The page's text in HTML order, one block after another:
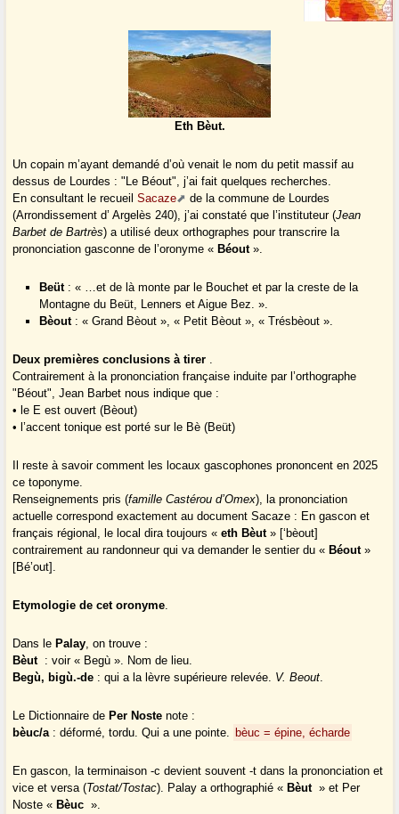
Eth Bèut.
Un copain m’ayant demandé d’où venait le nom du petit massif au
dessus de Lourdes : "Le Béout", j’ai fait quelques recherches.
En consultant le recueilSacaze
de la commune de Lourdes
(Arrondissement d’ Argelès 240), j’ai constaté que l’instituteur (Jean
Barbet de Bartrès) a utilisé deux orthographes pour transcrire la
prononciation gasconne de l’oronyme « Béout».
Beüt: « …et de là monte par le Bouchet et par la creste de la
Montagne du Beüt, Lenners et Aigue Bez. ».
Bèout: « Grand Bèout », « Petit Bèout », « Trésbèout ».
Deux premières conclusions à tirer .
Contrairement à la prononciation française induite par l’orthographe
"Béout", Jean Barbet nous indique que :
• le E est ouvert (Bèout)
• l’accent tonique est porté sur le Bè (Beüt)
Il reste à savoir comment les locaux gascophones prononcent en 2025
ce toponyme.
Renseignements pris (famille Castérou d’Omex), la prononciation
actuelle correspond exactement au document Sacaze : En gascon et
français régional, le local dira toujours «eth Bèut» [‘bèout]
contrairement au randonneur qui va demander le sentier du « Béout»
[Bé’out].
Etymologie de cet oronyme.
Dans le Palay, on trouve :
Bèut : voir « Begù ». Nom de lieu.
Begù, bigù.-de : qui a la lèvre supérieure relevée. V. Beout.
Le Dictionnaire de Per Noste note :
bèuc/a: déformé, tordu. Qui a une pointe. bèuc = épine, écharde
En gascon, la terminaison -c devient souvent -t dans la prononciation et
vice et versa (Tostat/Tostac). Palay a orthographié « Bèut » et Per
Noste « Bèuc ».